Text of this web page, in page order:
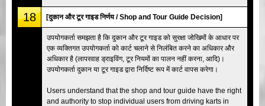
18 [दुकान और टूर गाइड निर्णय / Shop and Tour Guide Decision]
उपयोगकर्ता समझता है कि दुकान और टूर गाइड को सुरक्षा जोखिमों के आधार पर
एक व्यक्तिगत उपयोगकर्ता को कार्ट चलाने से निलंबित करने का अधिकार और
अधिकार है (लापरवाह ड्राइविंग, टूर नियमों का पालन नहीं करना, आदि)।
उपयोगकर्ता दुकान या टूर गाइड द्वारा निर्दिष्ट रूप में कार्ट वापस करेगा।
Users understand that the shop and tour guide have the right
and authority to stop individual users from driving karts in